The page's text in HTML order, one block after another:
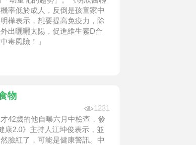
率低於成人，反倒是孩童家中
樺表示，想要提高免疫力，除
出曬曬太陽，促進維生素D合
毒風險！」
物
1231
42歲的他自曝六月中檢查，發
康2.0》主持人江坤俊表示，並
臉紅了，可能是健康警訊。中